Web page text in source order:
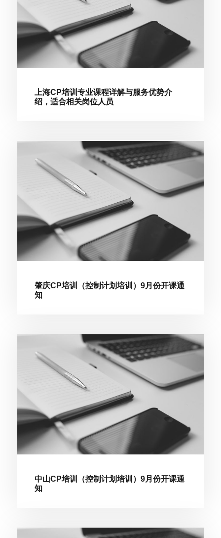
上海CP培训专业课程详解与服务优势介
绍，适合相关岗位人员
肇庆CP培训（控制计划培训）9月份开课通
知
中山CP培训（控制计划培训）9月份开课通
知